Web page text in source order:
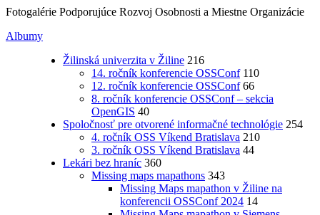
Fotogalérie Podporujúce Rozvoj Osobnosti a Miestne Organizácie
Albumy
Žilinská univerzita v Žiline 216
14. ročník konferencie OSSConf 110
12. ročník konferencie OSSConf 66
8. ročník konferencie OSSConf – sekcia
OpenGIS 40
Spoločnosť pre otvorené informačné technológie 254
4. ročník OSS Víkend Bratislava 210
3. ročník OSS Víkend Bratislava 44
Lekári bez hraníc 360
Missing maps mapathons 343
Missing Maps mapathon v Žiline na
konferencii OSSConf 2024 14